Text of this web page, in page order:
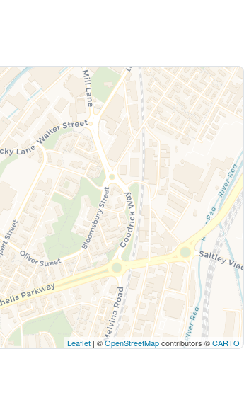
Leaflet | ©OpenStreetMapcontributors ©CARTO